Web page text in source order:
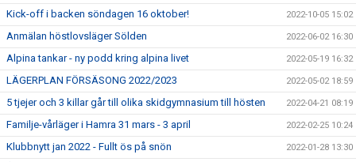
Kick-off i backen söndagen 16 oktober! 2022-10-05 15:02
Anmälan höstlovsläger Sölden 2022-06-02 16:30
Alpina tankar - ny podd kring alpina livet 2022-05-19 16:32
LÄGERPLAN FÖRSÄSONG 2022/2023 2022-05-02 18:59
5 tjejer och 3 killar går till olika skidgymnasium till hösten 2022-04-21 08:19
Familje-vårläger i Hamra 31 mars - 3 april 2022-02-25 10:24
Klubbnytt jan 2022 - Fullt ös på snön 2022-01-28 13:30